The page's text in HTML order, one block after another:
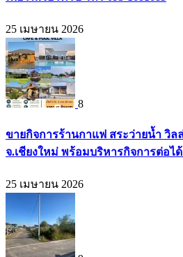
25 เมษายน 2026
8
ขายกิจการร้านกาแฟ สระว่ายน้ำ วิล
จ.เชียงใหม่ พร้อมบริหารกิจการต่อได้
25 เมษายน 2026